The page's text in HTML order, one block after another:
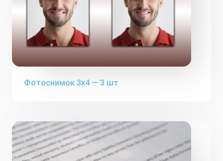
Фотоснимок 3х4 — 3 шт